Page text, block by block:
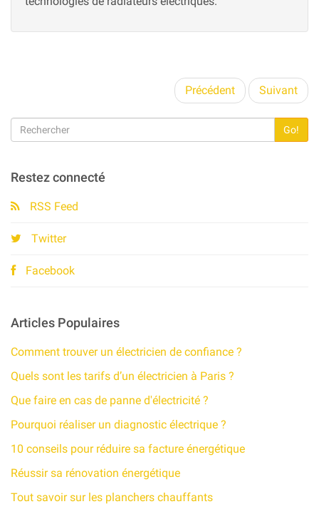
Précédent Suivant
Go!
Restez connecté
RSS Feed
Twitter
Facebook
Articles Populaires
Comment trouver un électricien de confiance ?
Quels sont les tarifs d’un électricien à Paris ?
Que faire en cas de panne d'électricité ?
Pourquoi réaliser un diagnostic électrique ?
10 conseils pour réduire sa facture énergétique​
Réussir sa rénovation énergétique
Tout savoir sur les planchers chauffants